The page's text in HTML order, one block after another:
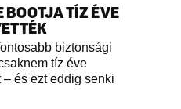
BOOTJA TÍZ ÉVE
biztonsági
tíz éve
és ezt eddig senki